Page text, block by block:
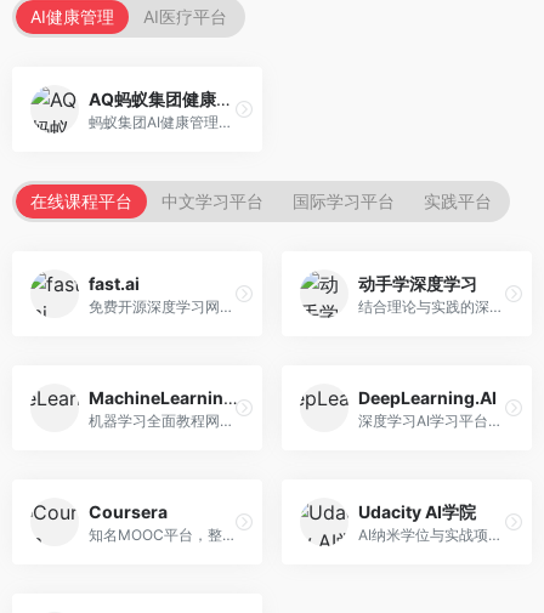
AI健康管理 AI医疗平台
AQ蚂蚁集团健康管家
蚂蚁集团AI健康管理服务，专注于个人健康监测。面向个人用户，提供健康评估、慢病管理、健康建议等服务，健康管理便捷。
在线课程平台 中文学习平台 国际学习平台 实践平台
fast.ai
免费开源深度学习网站，专注于实用AI教学。面向开发者，提供免费深度学习课程、实战项目、代码库等资源，学习门槛低。
动手学深度学习
结合理论与实践的深度学习教材，专注于代码驱动学习。面向学生和开发者，提供深度学习理论、代码实现、练习题等资源，学习体验好。
MachineLearningMastery
机器学习全面教程网站，专注于实用技能教学。面向开发者，提供机器学习算法、Python实现、项目实战等教程，实用性强。
DeepLearning.AI
深度学习AI学习平台，由吴恩达创立。面向AI学习者，提供深度学习专项课程、AI新闻、技术社区等资源，课程质量权威。
Coursera
知名MOOC平台，整合全球顶尖大学课程资源。面向学习者，提供AI、机器学习、深度学习等课程，证书认可度高，课程质量专业。
Udacity AI学院
AI纳米学位与实战项目平台，专注于职业导向学习。面向AI从业者，提供机器学习、深度学习、计算机视觉等纳米学位，项目实战性强。